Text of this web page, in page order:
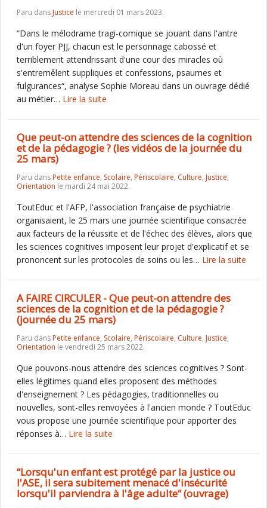
Paru dansJustice le mercredi 01 mars 2023.
“Dans le mélodrame tragi-comique se jouant dans l'antre
d'un foyer PJJ, chacun est le personnage cabossé et
terriblement attendrissant d'une cour des miracles où
s'entremêlent suppliques et confessions, psaumes et
fulgurances“, analyse Sophie Moreau dans un ouvrage dédié
au métier… Lire la suite
Que peut-on attendre des sciences de la cognition
et de la pédagogie ? (les vidéos de la journée du
25 mars)
Paru dansPetite enfance, Scolaire, Périscolaire, Culture, Justice,
Orientation le mardi 24 mai 2022.
ToutEduc et l'AFP, l'association française de psychiatrie
organisaient, le 25 mars une journée scientifique consacrée
aux facteurs de la réussite et de l'échec des élèves, alors que
les sciences cognitives imposent leur projet d'explicatif et se
prononcent sur les protocoles de soins ou les… Lire la suite
A FAIRE CIRCULER - Que peut-on attendre des
sciences de la cognition et de la pédagogie ?
(journée du 25 mars)
Paru dansPetite enfance, Scolaire, Périscolaire, Culture, Justice,
Orientation le vendredi 25 mars 2022.
Que pouvons-nous attendre des sciences cognitives ? Sont-
elles légitimes quand elles proposent des méthodes
d'enseignement ? Les pédagogies, traditionnelles ou
nouvelles, sont-elles renvoyées à l'ancien monde ? ToutEduc
vous propose une journée scientifique pour apporter des
réponses à… Lire la suite
“Lorsqu'un enfant est protégé par la justice ou
l'ASE, il sera subitement menacé d'insécurité
lorsqu'il parviendra à l'âge adulte“ (ouvrage)